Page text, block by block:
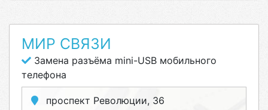
МИР СВЯЗИ
Замена разъёма mini-USB мобильного
телефона
проспект Революции, 36